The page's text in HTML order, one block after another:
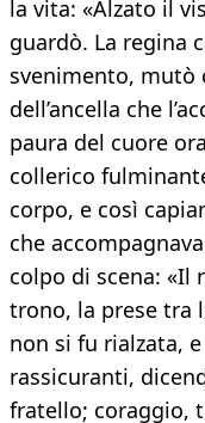
la vita: «Alzato il
guardò. La regina
svenimento, mutò
dell’ancella che
paura del cuore
collerico
corpo, e così
che
colpo di scena: «Il
trono, la prese tra
non si fu rialzata,
rassicuranti,
fratello; coraggio,